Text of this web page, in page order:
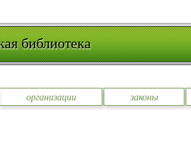
библиотека
организации законы